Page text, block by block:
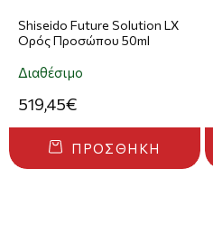
Shiseido Future Solution LX
Ορός Προσώπου 50ml
Διαθέσιμο
519,45€
ΠΡΟΣΘΉΚΗ